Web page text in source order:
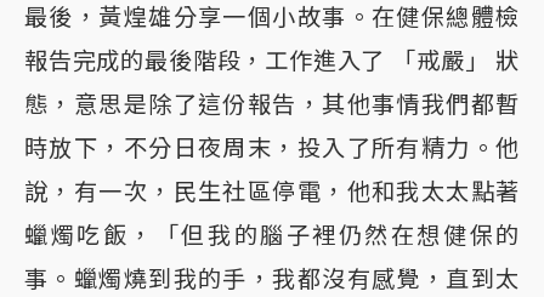
最後，黃煌雄分享一個小故事。在健保總體檢
報告完成的最後階段，工作進入了 「戒嚴」 狀
態，意思是除了這份報告，其他事情我們都暫
時放下，不分日夜周末，投入了所有精力。他
說，有一次，民生社區停電，他和我太太點著
蠟燭吃飯，「但我的腦子裡仍然在想健保的
事。蠟燭燒到我的手，我都沒有感覺，直到太